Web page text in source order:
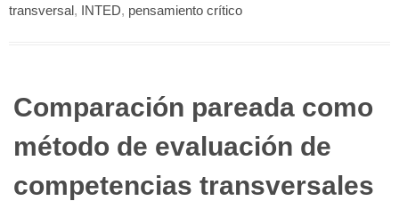
transversal , INTED, pensamiento crítico
Comparación pareada como
método de evaluación de
competencias transversales